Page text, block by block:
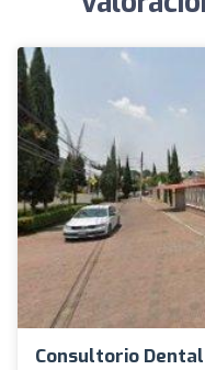
Consultorio